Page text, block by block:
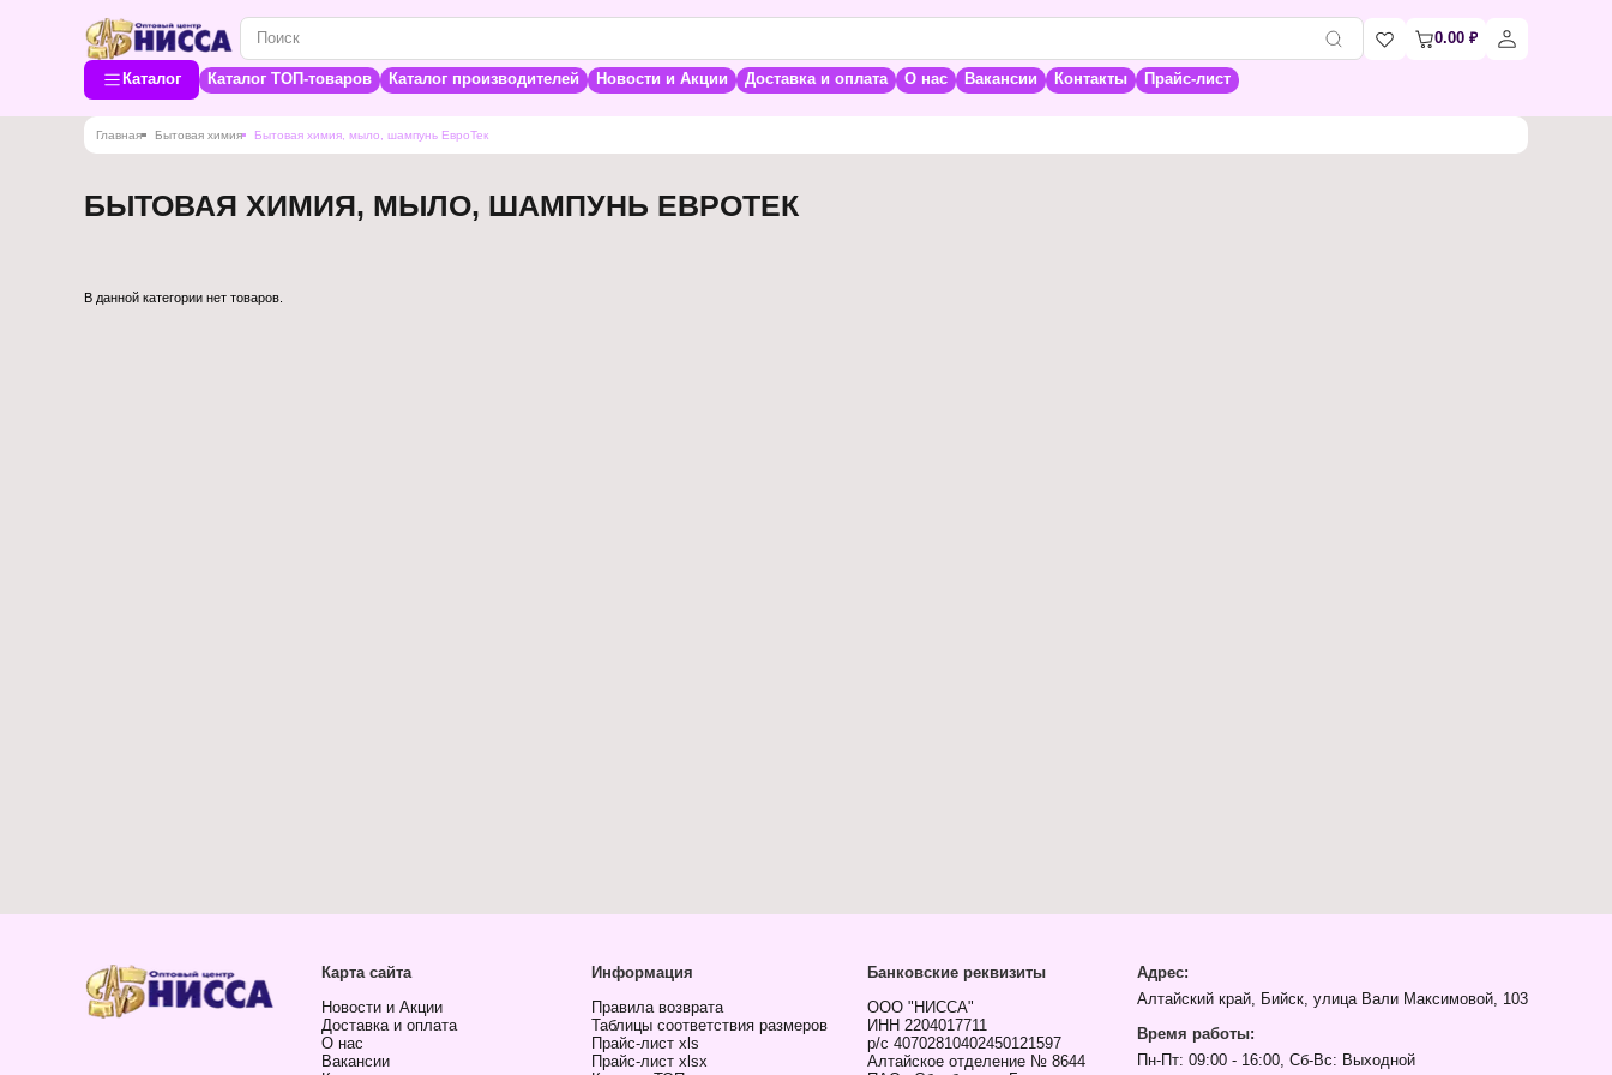
0.00 ₽
Каталог Каталог ТОП-товаров Каталог производителей Новости и Акции Доставка и оплата О нас Вакансии Контакты Прайс-лист
Главная Бытовая химия Бытовая химия, мыло, шампунь ЕвроТек
БЫТОВАЯ ХИМИЯ, МЫЛО, ШАМПУНЬ ЕВРОТЕК
В данной категории нет товаров.
Карта сайта
Новости и Акции
Доставка и оплата
О нас
Вакансии
Информация
Правила возврата
Таблицы соответствия размеров
Прайс-лист xls
Прайс-лист xlsx
Банковские реквизиты
ООО "НИССА"
ИНН 2204017711
р/с 40702810402450121597
Алтайское отделение № 8644
Адрес:
Алтайский край, Бийск, улица Вали Максимовой, 103
Время работы:
Пн-Пт: 09:00 - 16:00, Сб-Вс: Выходной